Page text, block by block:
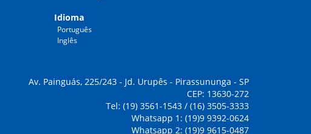
Idioma
Português
Inglês
Av. Painguás, 225/243 - Jd. Urupês - Pirassununga - SP
CEP: 13630-272
Tel: (19) 3561-1543 / (16) 3505-3333
Whatsapp 1: (19)9 9392-0624
Whatsapp 2: (19)9 9615-0487